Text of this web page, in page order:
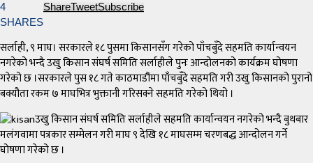
4
SHARES
ShareTweetSubscribe
सर्लाही, ९ माघ। सरकारले १८ पुसमा किसानसँग गरेको पाँचबुँदे सहमति कार्यान्वयन
नगरेको भन्दै उखु किसान संघर्ष समिति सर्लाहीले पुनः आन्दोलनको कार्यक्रम घोषणा
गरेको छ ।सरकारले पुस १८ गते काठमाडौंमा पाँचबुँदे सहमति गरी उखु किसानको पुरानो
बक्यौता रकम ७ माघभित्र भुक्तानी गरिसक्ने सहमति गरेको थियो ।
उखु किसान संघर्ष समिति सर्लाहीले सहमति कार्यान्वयन नगरेको भन्दै बुधबार
मलंगवामा पत्रकार सम्मेलन गरी माघ ९ देखि १८ माघसम्म चरणबद्ध आन्दोलन गर्ने
घोषणा गरेको छ ।